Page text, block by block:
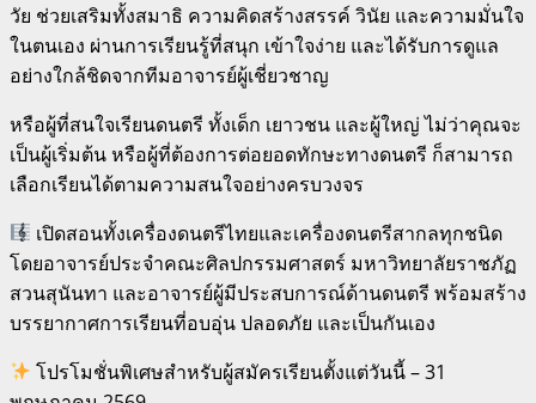
วัย ช่วยเสริมทั้งสมาธิ ความคิดสร้างสรรค์ วินัย และความมั่นใจ
ในตนเอง ผ่านการเรียนรู้ที่สนุก เข้าใจง่าย และได้รับการดูแล
อย่างใกล้ชิดจากทีมอาจารย์ผู้เชี่ยวชาญ
หรือผู้ที่สนใจเรียนดนตรี ทั้งเด็ก เยาวชน และผู้ใหญ่ ไม่ว่าคุณจะ
เป็นผู้เริ่มต้น หรือผู้ที่ต้องการต่อยอดทักษะทางดนตรี ก็สามารถ
เลือกเรียนได้ตามความสนใจอย่างครบวงจร
เปิดสอนทั้งเครื่องดนตรีไทยและเครื่องดนตรีสากลทุกชนิด
โดยอาจารย์ประจำคณะศิลปกรรมศาสตร์ มหาวิทยาลัยราชภัฏ
สวนสุนันทา และอาจารย์ผู้มีประสบการณ์ด้านดนตรี พร้อมสร้าง
บรรยากาศการเรียนที่อบอุ่น ปลอดภัย และเป็นกันเอง
โปรโมชั่นพิเศษสำหรับผู้สมัครเรียนตั้งแต่วันนี้ – 31